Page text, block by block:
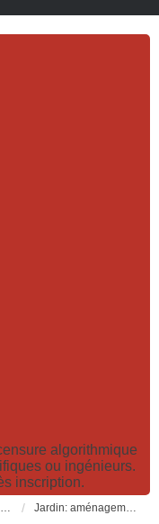
algorithmique
ou ingénieurs.
inscription.
Maison, habitat, électricité et jardin. Travaux et bricolage. Jardin: aménagement, plantes, potager, bassins et piscines